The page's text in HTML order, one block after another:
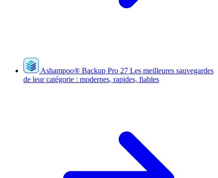
Ashampoo® Backup Pro 27 Les meilleures sauvegardes
de leur catégorie : modernes, rapides, fiables